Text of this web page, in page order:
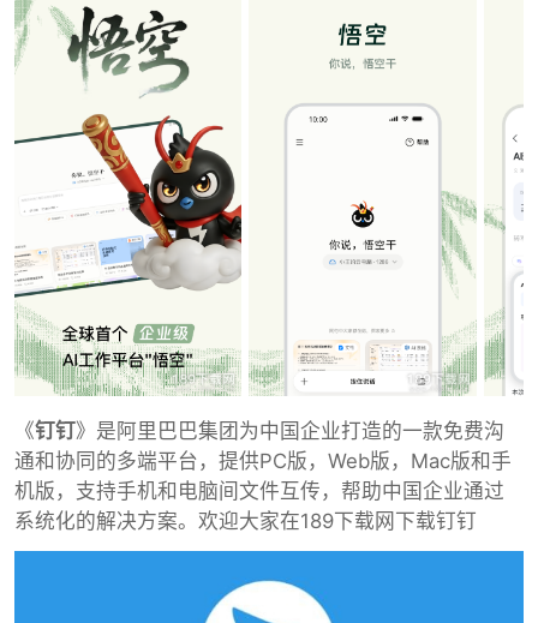
《钉钉》是阿里巴巴集团为中国企业打造的一款免费沟
通和协同的多端平台，提供PC版，Web版，Mac版和手
机版，支持手机和电脑间文件互传，帮助中国企业通过
系统化的解决方案。欢迎大家在189下载网下载钉钉